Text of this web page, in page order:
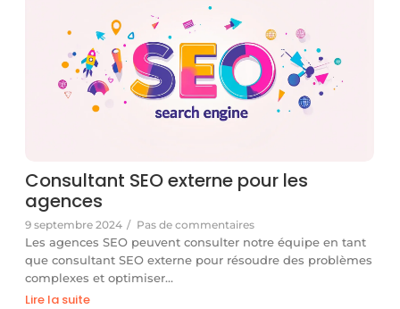
Consultant SEO externe pour les
agences
9 septembre 2024 / Pas de commentaires
Les agences SEO peuvent consulter notre équipe en tant
que consultant SEO externe pour résoudre des problèmes
complexes et optimiser…
Lire la suite